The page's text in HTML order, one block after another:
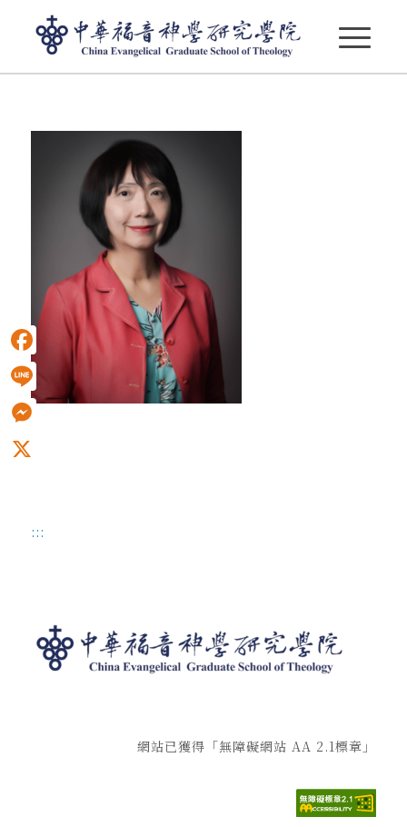
:::
網站已獲得「無障礙網站 AA 2.1標章」
Facebook
Line
Messenger